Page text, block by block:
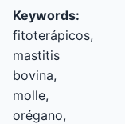
Keywords:
fitoterápicos,
mastitis
bovina,
molle,
orégano,